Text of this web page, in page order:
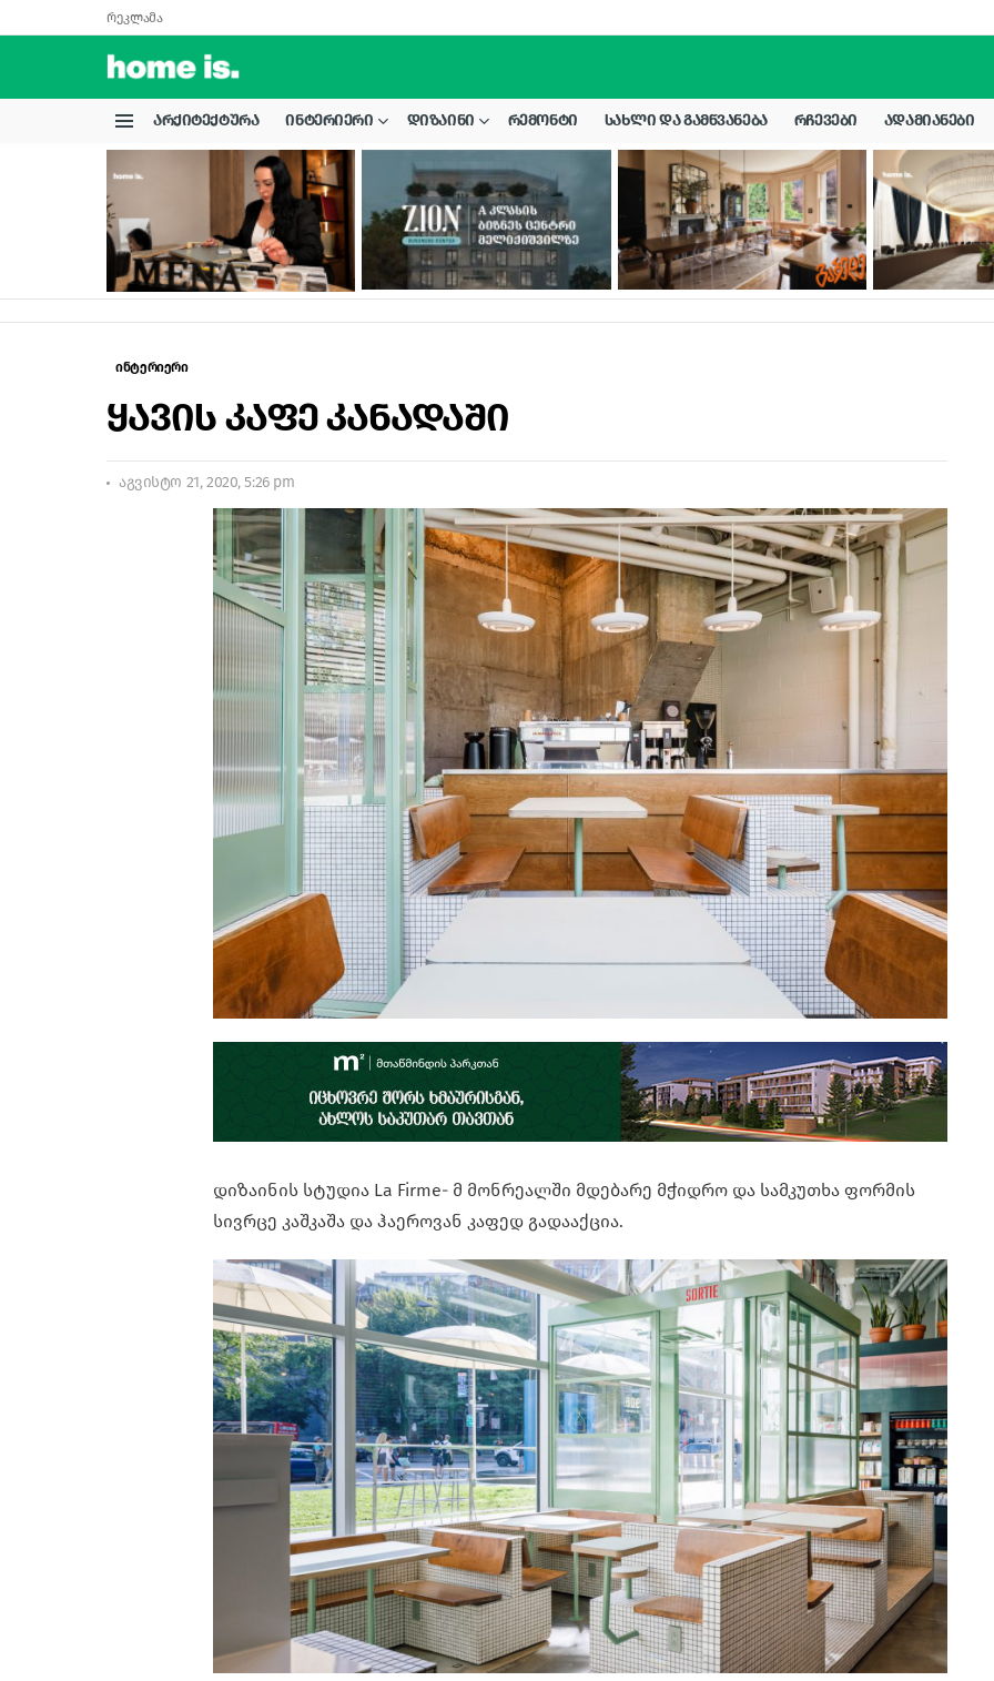
რეკლამა
ᲐᲠᲥᲘᲢᲔᲥᲢᲣᲠᲐ ᲘᲜᲢᲔᲠᲘᲔᲠᲘ ᲓᲘᲖᲐᲘᲜᲘ ᲠᲔᲛᲝᲜᲢᲘ ᲡᲐᲮᲚᲘ ᲓᲐ ᲒᲐᲛᲬᲕᲐᲜᲔᲑᲐ ᲠᲩᲔᲕᲔᲑᲘ ᲐᲓᲐᲛᲘᲐᲜᲔᲑᲘ
STORIES
ინტერიერი
ყავის კაფე კანადაში
აგვისტო 21, 2020, 5:26 pm
დიზაინის სტუდია La Firme- მ მონრეალში მდებარე მჭიდრო და სამკუთხა ფორმის
სივრცე კაშკაშა და ჰაეროვან კაფედ გადააქცია.